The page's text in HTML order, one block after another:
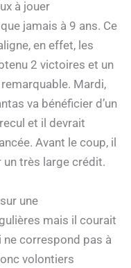
à jouer
jamais à 9 ans. Ce
en effet, les
2 victoires et un
Mardi,
va bénéficier d’un
et il devrait
Avant le coup, il
très large crédit.
une
mais il courait
correspond pas à
volontiers